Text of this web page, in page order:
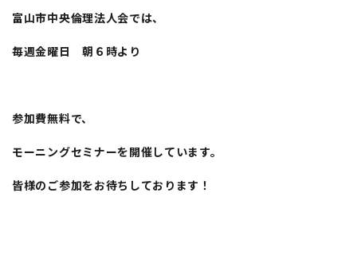
富山市中央倫理法人会では、
毎週金曜日 朝６時より
参加費無料で、
モーニングセミナーを開催しています。
皆様のご参加をお待ちしております！